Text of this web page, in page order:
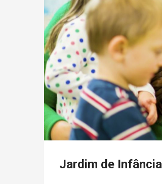
Jardim de Infância